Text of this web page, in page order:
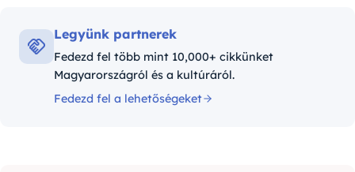
Legyünk partnerek
Fedezd fel több mint 10,000+ cikkünket
Magyarországról és a kultúráról.
Fedezd fel a lehetőségeket